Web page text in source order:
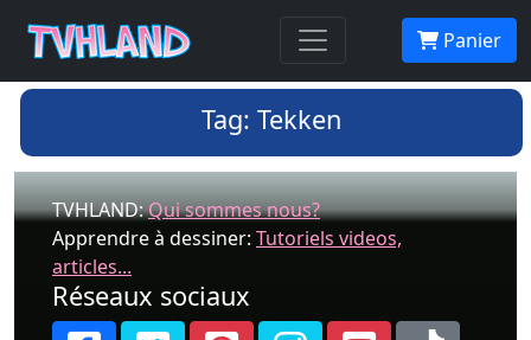
Panier
Tag: Tekken
TVHLAND:Qui sommes nous?
Apprendre à dessiner: Tutoriels videos,
articles...
Réseaux sociaux